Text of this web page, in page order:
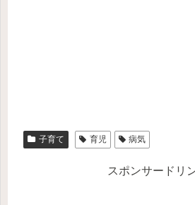
子育て 育児 病気
スポンサードリ